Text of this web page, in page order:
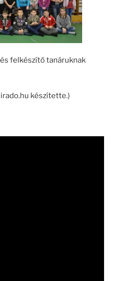
felkészítő tanáruknak
készítette.)